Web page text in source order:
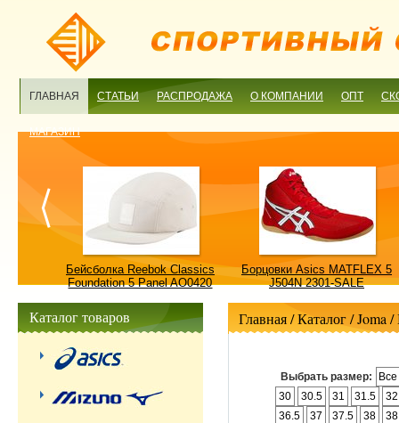
ГЛАВНАЯ СТАТЬИ РАСПРОДАЖА О КОМПАНИИ ОПТ
МАГАЗИН
Бейсболка Reebok Classics
Foundation 5 Panel AO0420
Борцовки Asics MATFLEX 5
J504N 2301-SALE
Главная/ Каталог /Joma /
Выбрать размер:
30
30.5 31 31.5
32
36.5
37 37.5 38
Каталог товаров